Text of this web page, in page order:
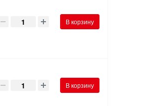
В корзину
В корзину